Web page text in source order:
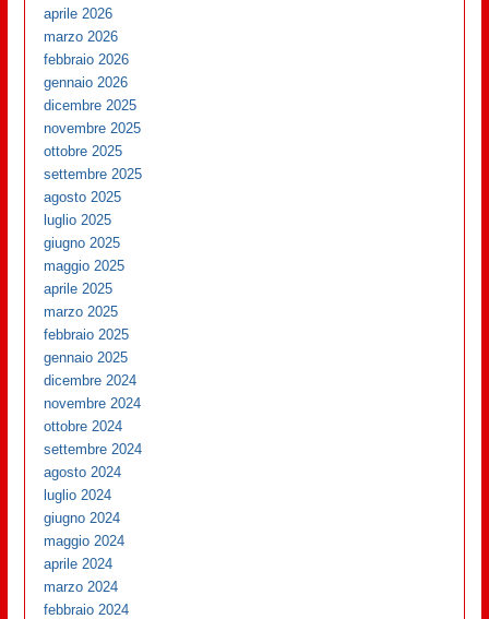
aprile 2026
marzo 2026
febbraio 2026
gennaio 2026
dicembre 2025
novembre 2025
ottobre 2025
settembre 2025
agosto 2025
luglio 2025
giugno 2025
maggio 2025
aprile 2025
marzo 2025
febbraio 2025
gennaio 2025
dicembre 2024
novembre 2024
ottobre 2024
settembre 2024
agosto 2024
luglio 2024
giugno 2024
maggio 2024
aprile 2024
marzo 2024
febbraio 2024